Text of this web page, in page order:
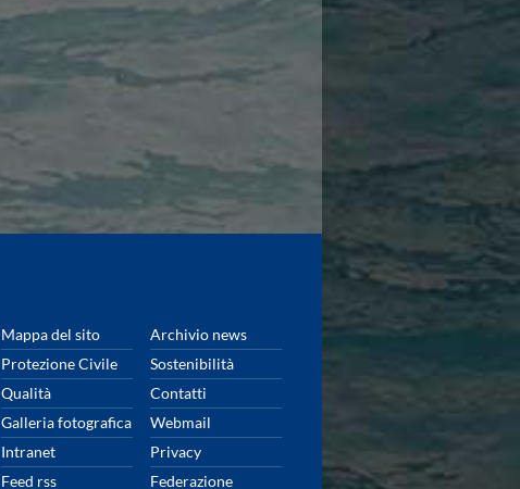
Mappa del sito
Archivio news
Protezione Civile
Sostenibilità
Qualità
Contatti
Galleria fotografica
Webmail
Intranet
Privacy
Feed rss
Federazione